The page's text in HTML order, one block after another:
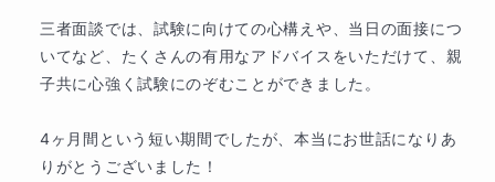
【免許・資格】
中学校教諭専修免許（音楽）
実用英語技能検定2級
三者面談では、試験に向けての心構えや、当日の面接につ
いてなど、たくさんの有用なアドバイスをいただけて、親
子共に心強く試験にのぞむことができました。
4ヶ月間という短い期間でしたが、本当にお世話になりあ
りがとうございました！